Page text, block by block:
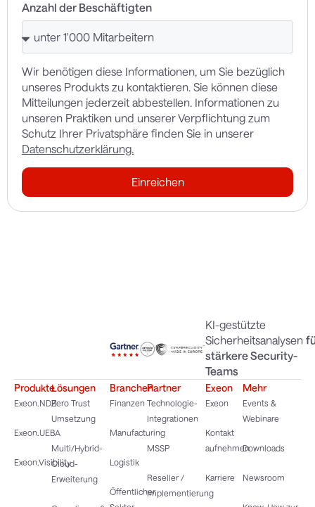
Anzahl der Beschäftigten
Wir benötigen diese Informationen, um Sie bezüglich
unseres Produkts zu kontaktieren. Sie können diese
Mitteilungen jederzeit abbestellen. Informationen zu
unseren Praktiken und unserer Verpflichtung zum
Schutz Ihrer Privatsphäre finden Sie in unserer
Datenschutzerklärung.
Einreichen
KI-gestützte
Sicherheitsanalysen
stärkere Security-
Teams
Produkte
Exeon.NDR
Exeon.UEBA
Exeon.Visibility
Lösungen
Zero Trust
Umsetzung
Multi/Hybrid-
Cloud-
Erweiterung
Branchen
Finanzen
Manufacturing
Logistik
Öffentlicher
Partner
Technologie-
Integrationen
MSSP
Reseller /
Implementierung
Exeon
Exeon
Kontakt
aufnehmen
Karriere
Mehr
Events &
Webinare
Downloads
Newsroom